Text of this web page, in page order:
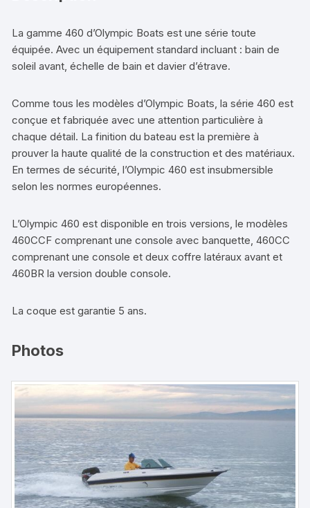
La gamme 460 d’Olympic Boats est une série toute
équipée. Avec un équipement standard incluant : bain de
soleil avant, échelle de bain et davier d’étrave.
Comme tous les modèles d’Olympic Boats, la série 460 est
conçue et fabriquée avec une attention particulière à
chaque détail. La finition du bateau est la première à
prouver la haute qualité de la construction et des matériaux.
En termes de sécurité, l’Olympic 460 est insubmersible
selon les normes européennes.
L’Olympic 460 est disponible en trois versions, le modèles
460CCF comprenant une console avec banquette, 460CC
comprenant une console et deux coffre latéraux avant et
460BR la version double console.
La coque est garantie 5 ans.
Photos